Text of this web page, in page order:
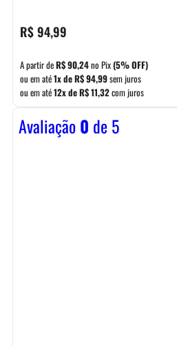
R$94,99
A partir deR$90,24no Pix(5% OFF)
ou em até1x deR$94,99sem juros
ou em até12x deR$11,32com juros
Avaliação0 de 5